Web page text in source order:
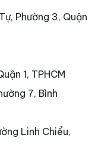
Phường 3, Quận
1, TPHCM
7, Bình
Linh Chiểu,